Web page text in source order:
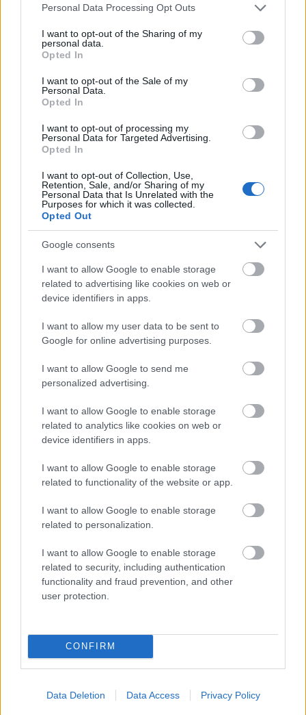
Please note that this website/app uses one or more Google
not limited to your visit or usage behaviour. You may click to
grant or deny consent to Google and its third-party tags to
use your data for below specified purposes in below Google
consent section.
Personal Data Processing Opt Outs
I want to opt-out of the Sharing of my
personal data.
Opted In
I want to opt-out of the Sale of my
Personal Data.
Opted In
I want to opt-out of processing my
Personal Data for Targeted Advertising.
Opted In
I want to opt-out of Collection, Use,
Retention, Sale, and/or Sharing of my
Personal Data that Is Unrelated with the
Purposes for which it was collected.
Opted Out
Google consents
I want to allow Google to enable storage
related to advertising like cookies on web or
device identifiers in apps.
I want to allow my user data to be sent to
Google for online advertising purposes.
I want to allow Google to send me
personalized advertising.
I want to allow Google to enable storage
related to analytics like cookies on web or
device identifiers in apps.
I want to allow Google to enable storage
related to functionality of the website or app.
I want to allow Google to enable storage
related to personalization.
I want to allow Google to enable storage
related to security, including authentication
functionality and fraud prevention, and other
user protection.
CONFIRM
Data Deletion Data Access Privacy Policy
Πιστοποίηση Υπολογιστών σε 2
μέρες
Μάθε πρώτος όλες τις σημαντικές
ειδήσεις.
Βάλε το proson.gr στα αποτελέσματα
αναζήτησης της Google
Δημοφιλείς Ειδήσεις
ΑΣΕΠ: Αυτές είναι οι δύο επόμενες
ΑΣΕΠ: Νέος γραπτός διαγωνισμός -
Μόνιμοι στο υπουργείο Εξωτερικών
ΔΥΠΑ: 1.000 προσλήψεις με μισθό έως
1.250€ - Πού θα κάνετε αίτηση
αύξηση στα 1.000 ευρώ από το 2027